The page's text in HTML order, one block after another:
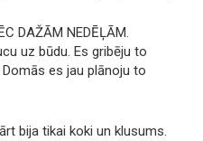
DAŽĀM NEDĒĻĀM.
uz būdu. Es gribēju to
es jau plānoju to
bija tikai koki un klusums.